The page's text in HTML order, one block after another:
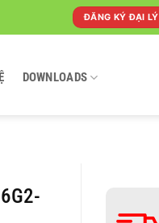
ĐĂNG KÝ ĐẠI
DOWNLOADS